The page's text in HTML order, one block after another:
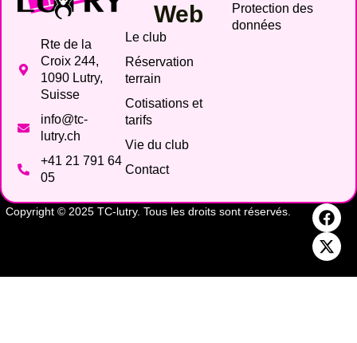
Rte de la
Croix 244,
1090 Lutry,
Suisse
info@tc-
lutry.ch
+41 21 791 64
05
Web
Le club
Réservation
terrain
Cotisations et
tarifs
Vie du club
Contact
Protection des
données
Copyright © 2025 TC-lutry. Tous les droits sont réservés.